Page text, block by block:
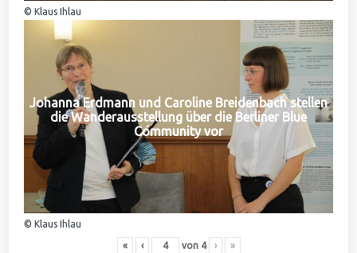
© Klaus Ihlau
Johanna Erdmann und Caroline Breidenbach stellen
die Wanderausstellung über die Berliner Blue
Community vor
© Klaus Ihlau
« ‹ von 4 › »